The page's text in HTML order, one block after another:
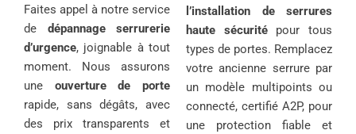
Faites appel à notre service
de dépannage serrurerie
d’urgence, joignable à tout
moment. Nous assurons
une ouverture de porte
rapide, sans dégâts, avec
des prix transparents et
l’installation de serrures
haute sécuritépour tous
types de portes. Remplacez
votre ancienne serrure par
un modèle multipoints ou
connecté, certifié A2P, pour
une protection fiable et